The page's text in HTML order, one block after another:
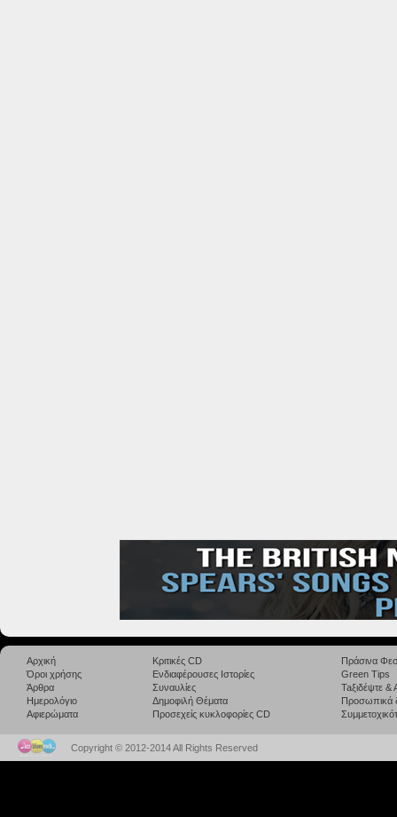
Αρχική
Όροι χρήσης
Άρθρα
Ημερολόγιο
Αφιερώματα
Κριτικές CD
Ενδιαφέρουσες Ιστορίες
Συναυλίες
Δημοφιλή Θέματα
Προσεχείς κυκλοφορίες CD
Πράσινα
Green Tips
Taξιδέψτε
Προσωπικά
Copyright © 2012-2014 All Rights Reserved